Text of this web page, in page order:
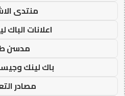
منتدى
اعلانات الباك
مدسن
باك لينك
مصادر